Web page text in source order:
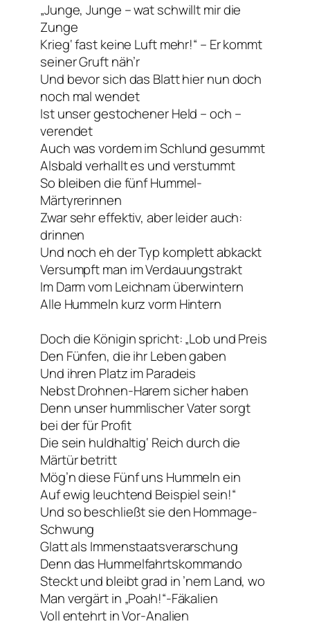
„Junge, Junge – wat schwillt mir die
Zunge
Krieg‘ fast keine Luft mehr!“ – Er kommt
seiner Gruft näh’r
Und bevor sich das Blatt hier nun doch
noch mal wendet
Ist unser gestochener Held – och –
verendet
Auch was vordem im Schlund gesummt
Alsbald verhallt es und verstummt
So bleiben die fünf Hummel-
Märtyrerinnen
Zwar sehr effektiv, aber leider auch:
drinnen
Und noch eh der Typ komplett abkackt
Versumpft man im Verdauungstrakt
Im Darm vom Leichnam überwintern
Alle Hummeln kurz vorm Hintern
Doch die Königin spricht: „Lob und Preis
Den Fünfen, die ihr Leben gaben
Und ihren Platz im Paradeis
Nebst Drohnen-Harem sicher haben
Denn unser hummlischer Vater sorgt
bei der für Profit
Die sein huldhaltig‘ Reich durch die
Märtür betritt
Mög’n diese Fünf uns Hummeln ein
Auf ewig leuchtend Beispiel sein!“
Und so beschließt sie den Hommage-
Schwung
Glatt als Immenstaatsverarschung
Denn das Hummelfahrtskommando
Steckt und bleibt grad in ’nem Land, wo
Man vergärt in „Poah!“-Fäkalien
Voll entehrt in Vor-Analien